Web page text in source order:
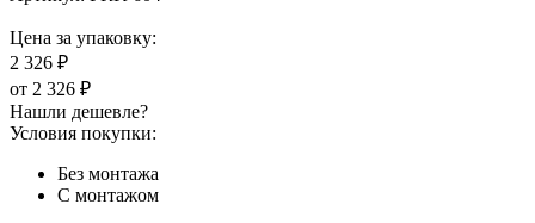
Цена за упаковку:
2 326 ₽
от 2 326 ₽
Нашли дешевле?
Условия покупки:
Без монтажа
С монтажом